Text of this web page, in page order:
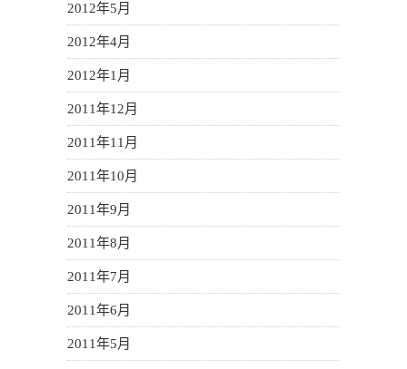
2012年5月
2012年4月
2012年1月
2011年12月
2011年11月
2011年10月
2011年9月
2011年8月
2011年7月
2011年6月
2011年5月